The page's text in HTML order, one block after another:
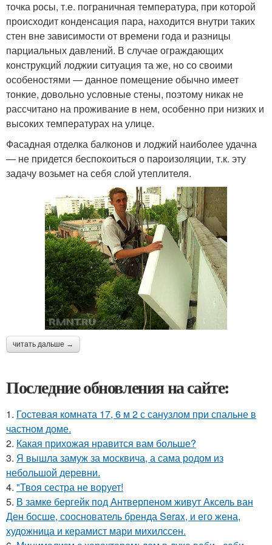
точка росы, т.е. пограничная температура, при которой
происходит конденсация пара, находится внутри таких
стен вне зависимости от времени года и разницы
парциальных давлений. В случае ограждающих
конструкций лоджии ситуация та же, но со своими
особеностями — данное помещение обычно имеет
тонкие, довольно условные стены, поэтому никак не
рассчитано на проживание в нем, особенно при низких и
высоких температурах на улице.
Фасадная отделка балконов и лоджий наиболее удачна
— не придется беспокоиться о пароизоляции, т.к. эту
задачу возьмет на себя слой утеплителя.
читать дальше →
Последние обновления на сайте:
1. Гостевая комната 17, 6 м 2 с санузлом при спальне в
частном доме.
2. Какая прихожая нравится вам больше?
3. Я вышла замуж за москвича, а сама родом из
небольшой деревни.
4. "Твоя сестра не ворует!
5. В замке бергейк под Антверпеном живут Аксель ван
Ден босше, сооснователь бренда Serax, и его жена,
художница и керамист мари михилссен.